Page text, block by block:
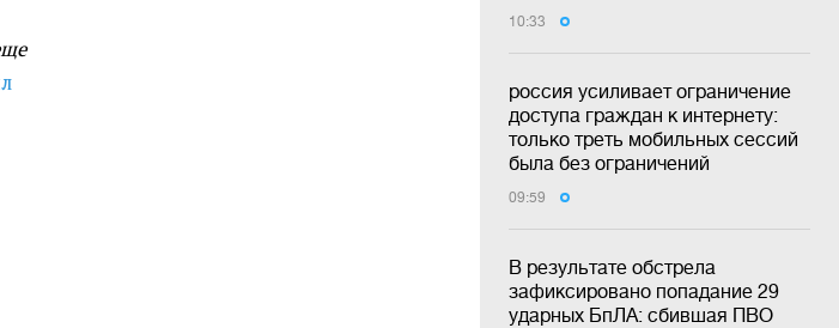
10:33
россия усиливает ограничение
доступа граждан к интернету:
только треть мобильных сессий
была без ограничений
09:59
В результате обстрела
зафиксировано попадание 29
ударных БпЛА: сбившая ПВО